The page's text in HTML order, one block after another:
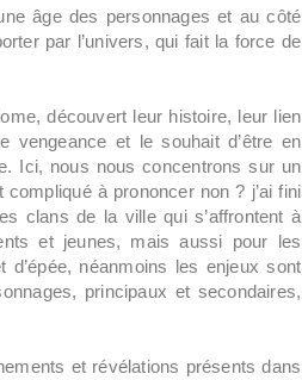
âge des personnages et au côté
par l’univers, qui fait la force de
découvert leur histoire, leur lien
et le souhait d’être en
Ici, nous nous concentrons sur un
à prononcer non ? j’ai fini
clans de la ville qui s’affrontent à
et jeunes, mais aussi pour les
néanmoins les enjeux sont
principaux et secondaires,
et révélations présents dans